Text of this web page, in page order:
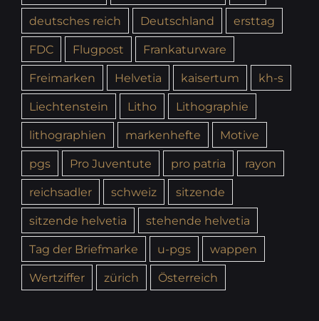
deutsches reich
Deutschland
ersttag
FDC
Flugpost
Frankaturware
Freimarken
Helvetia kaisertum
kh-s
Liechtenstein
Litho
Lithographie
lithographien
markenhefte
Motive
pgs
Pro Juventute pro patria
rayon
reichsadler
schweiz
sitzende
sitzende helvetia
stehende helvetia
Tag der Briefmarke
u-pgs
wappen
Wertziffer
zürich Österreich